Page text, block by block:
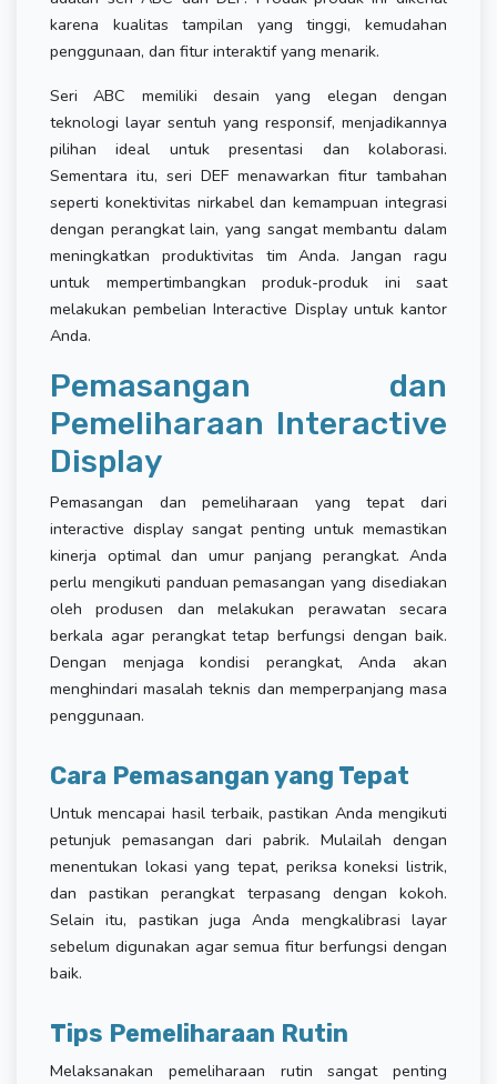
karena kualitas tampilan yang tinggi, kemudahan
penggunaan, dan fitur interaktif yang menarik.
Seri ABC memiliki desain yang elegan dengan
teknologi layar sentuh yang responsif, menjadikannya
pilihan ideal untuk presentasi dan kolaborasi.
Sementara itu, seri DEF menawarkan fitur tambahan
seperti konektivitas nirkabel dan kemampuan integrasi
dengan perangkat lain, yang sangat membantu dalam
meningkatkan produktivitas tim Anda. Jangan ragu
untuk mempertimbangkan produk-produk ini saat
melakukan pembelian Interactive Display untuk kantor
Anda.
Pemasangan dan
Pemeliharaan Interactive
Display
Pemasangan dan pemeliharaan yang tepat dari
interactive display sangat penting untuk memastikan
kinerja optimal dan umur panjang perangkat. Anda
perlu mengikuti panduan pemasangan yang disediakan
oleh produsen dan melakukan perawatan secara
berkala agar perangkat tetap berfungsi dengan baik.
Dengan menjaga kondisi perangkat, Anda akan
menghindari masalah teknis dan memperpanjang masa
penggunaan.
Cara Pemasangan yang Tepat
Untuk mencapai hasil terbaik, pastikan Anda mengikuti
petunjuk pemasangan dari pabrik. Mulailah dengan
menentukan lokasi yang tepat, periksa koneksi listrik,
dan pastikan perangkat terpasang dengan kokoh.
Selain itu, pastikan juga Anda mengkalibrasi layar
sebelum digunakan agar semua fitur berfungsi dengan
baik.
Tips Pemeliharaan Rutin
Melaksanakan pemeliharaan rutin sangat penting